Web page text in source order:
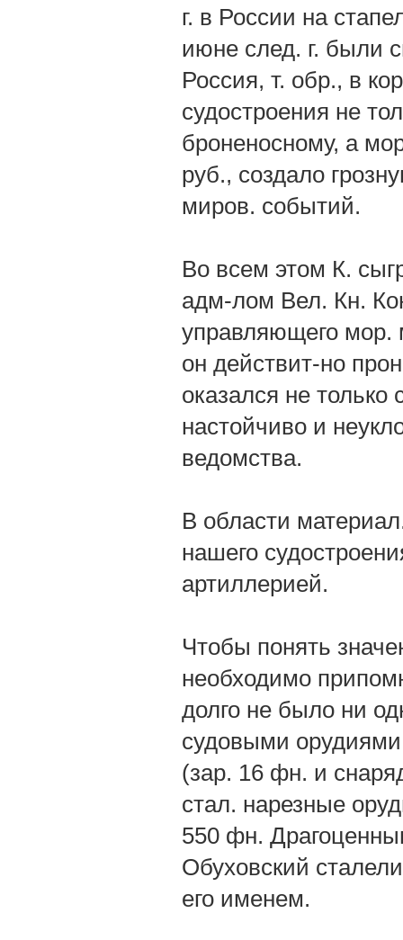
г. в России на
июне след. г. были
Россия, т. обр., в
судостроения не
броненосному, а
руб., создало
миров. событий.
Во всем этом К.
адм-лом Вел. Кн.
управляющего мор.
он действит-но
оказался не
настойчиво и
ведомства.
В области
нашего
артиллерией.
Чтобы понять
необходимо
долго не было ни
судовыми
(зар. 16 фн. и
стал. нарезные
550 фн.
Обуховский
его именем.